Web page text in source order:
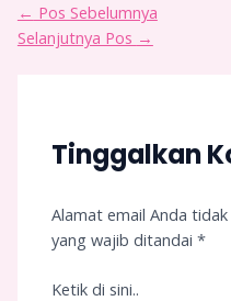
← Pos Sebelumnya
Selanjutnya Pos →
Tinggalkan
Alamat email Anda
yang wajib ditandai*
Ketik di sini..